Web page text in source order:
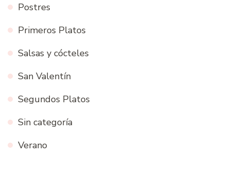
Postres
Primeros Platos
Salsas y cócteles
San Valentín
Segundos Platos
Sin categoría
Verano